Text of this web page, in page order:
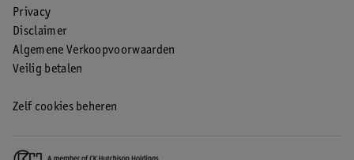
Privacy
Disclaimer
Algemene Verkoopvoorwaarden
Veilig betalen
Zelf cookies beheren